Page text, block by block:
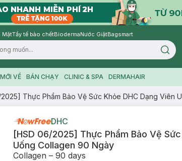
MặtTẩy tế bào chếtBiodermaNước GiặtBagsmart
VỀ BÁN CHẠY CLINIC & SPA DERMAHAIR
Thực Phẩm Bảo Vệ Sức Khỏe DHC Dạng Viên
DHC
[HSD 06/2025] Thực Phẩm Bảo Vệ
Uống Collagen 90 Ngày
Collagen – 90 days